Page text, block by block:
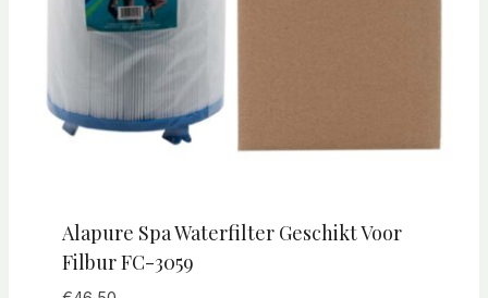
Alapure Spa Waterfilter Geschikt Voor
Filbur FC-3059